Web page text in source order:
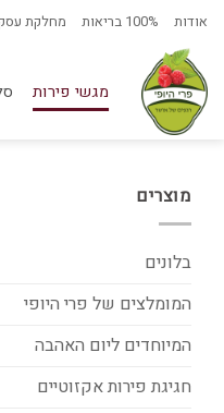
Skip
content
אודות 100% בריאות מחלקת
מגשי פירות
מוצרים
בלונים
המומלצים של פרי היופי
המיוחדים ליום האהבה
חגיגת פירות אקזוטיים